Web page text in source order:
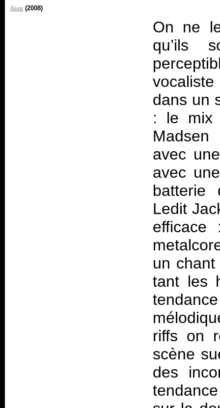
Aion (2008)
On ne
qu’ils
dans un
: le mix
avec
avec
batterie
Ledit
efficace
un
tant les
riffs on
scène
des